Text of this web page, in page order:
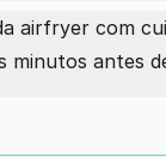
airfryer com
minutos antes